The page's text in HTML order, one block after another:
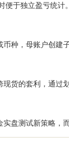
于独立盈亏统计。
种，母账户创建
货的套利，通过
盘测试新策略，